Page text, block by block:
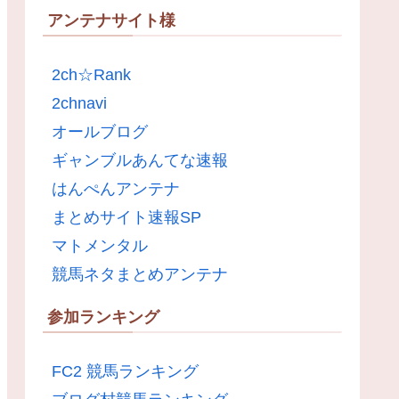
アンテナサイト様
2ch☆Rank
2chnavi
オールブログ
ギャンブルあんてな速報
はんぺんアンテナ
まとめサイト速報SP
マトメンタル
競馬ネタまとめアンテナ
参加ランキング
FC2 競馬ランキング